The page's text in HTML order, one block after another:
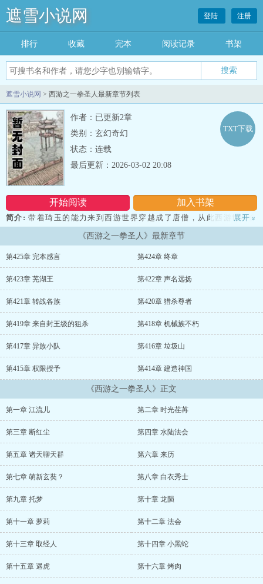
遮雪小说网 登陆 注册
排行 收藏 完本 阅读记录 书架
遮雪小说网 > 西游之一拳圣人最新章节列表
作者：已更新2章
类别：玄幻奇幻
状态：连载
开始阅读 加入书架
TXT下载
最后更新：2026-03-02 20:08
简介: 带着琦玉的能力来到西游世界穿越成了唐僧，从此西游世界多
了一个“以德服人”有些天然呆的圣僧。 牛魔王：“兄弟，别去取西
经了，跟着个秃驴去取经多累啊，不如回花果山快活啊！” 孙悟空
听闻此言猴毛瞬间炸了起来，根根倒竖，连头上的金箍也被猴毛挤了
首的往事。 “猴子，跟我去取西经吧？” “不去不去，要去你就自
己去！” “好的，那贫僧自己去辣！”那个光头披着虎皮竟然真的哼
着小曲儿离开了。 “慢…慢着，你先放俺出来啊，放俺老孙出来再
考虑俺到底去不去！” 那个光头扭过身，“好啊，那我这就放你出
来！” “你爬到山上，取下那面……” “不用那么麻烦！” 霎时
间，山崩地裂，乱石激射！ 孙悟空只感觉一双铁手钳着自己的脖子
从五指山中硬生生揪了出来，然后轻描淡写的回身一拳，五指山就没
了！ 孙悟空感觉自己的脖子几乎快要断了，不停拍打着和尚的胳
膊，企图挣脱出来，猴脸憋的通红。 那个和尚直到回头才发现自
己，淡淡的说了一句“不好意思，没注意到你，力气不小心用大
了！” 西游路上……… “不好了，妖怪被师傅抓走了！”...
展开 »
《西游之一拳圣人》最新章节
第425章 完本感言 第424章 终章
第423章 芜湖王 第422章 声名远扬
第421章 转战各族 第420章 猎杀尊者
第419章 来自封王级的狙杀 第418章 机械族不朽
第417章 异族小队 第416章 垃圾山
第415章 权限授予 第414章 建造神国
《西游之一拳圣人》正文
第一章 江流儿 第二章 时光荏苒
第三章 断红尘 第四章 水陆法会
第五章 诸天聊天群 第六章 来历
第七章 萌新玄奘？ 第八章 白衣秀士
第九章 托梦 第十章 龙陨
第十一章 萝莉 第十二章 法会
第十三章 取经人 第十四章 小黑蛇
第十五章 遇虎 第十六章 烤肉